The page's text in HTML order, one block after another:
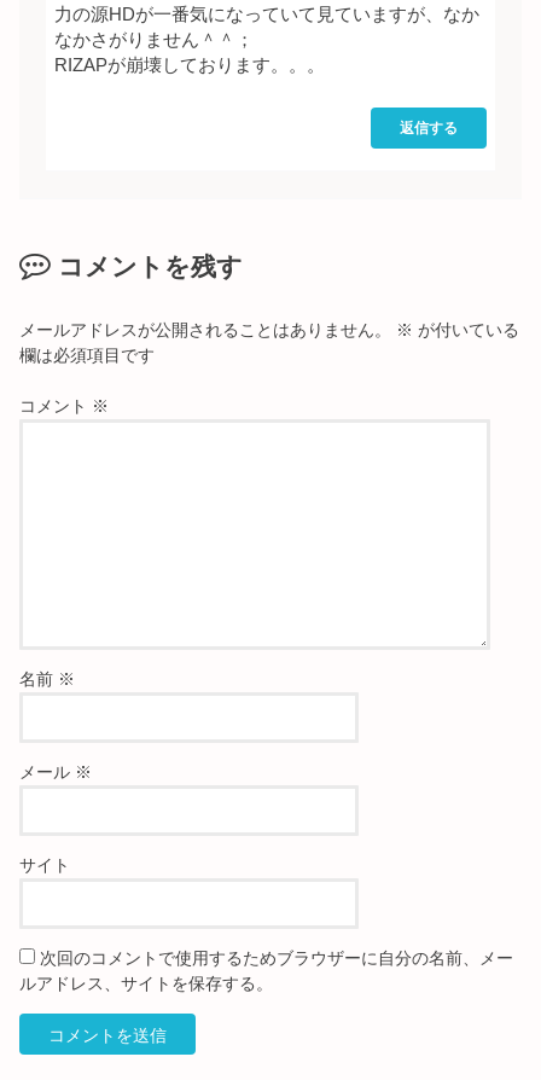
力の源HDが一番気になっていて見ていますが、なか
なかさがりません＾＾；
RIZAPが崩壊しております。。。
返信する
コメントを残す
メールアドレスが公開されることはありません。 ※ が付いている
欄は必須項目です
コメント ※
名前 ※
メール ※
サイト
次回のコメントで使用するためブラウザーに自分の名前、メー
ルアドレス、サイトを保存する。